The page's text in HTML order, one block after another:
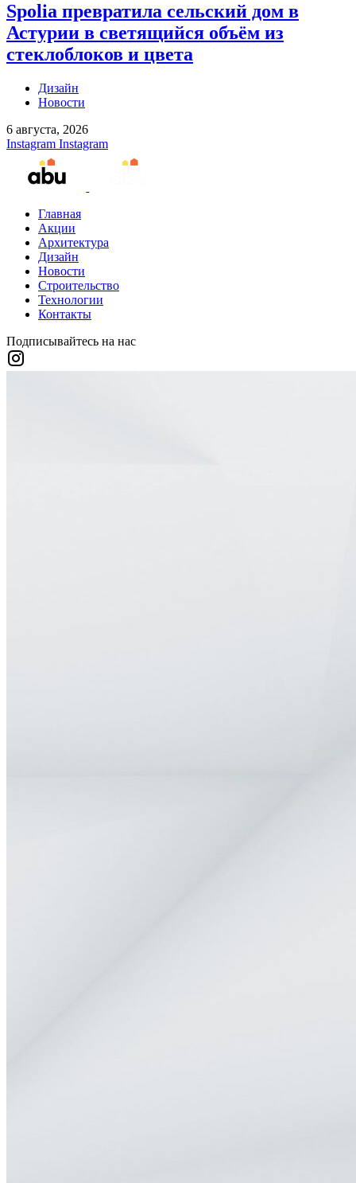
Spolia превратила сельский дом в
Астурии в светящийся объём из
стеклоблоков и цвета
Дизайн
Новости
6 августа, 2026
Instagram Instagram
Главная
Акции
Архитектура
Дизайн
Новости
Строительство
Технологии
Контакты
Подписывайтесь на нас